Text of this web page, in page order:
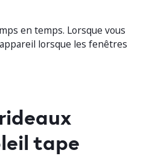
en temps. Lorsque vous
lorsque les fenêtres
tape